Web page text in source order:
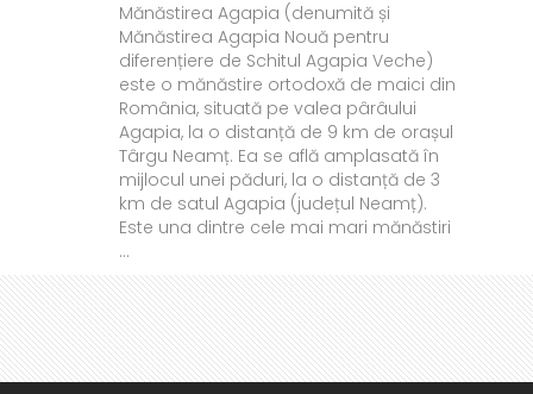
Mănăstirea Agapia (denumită și
Mănăstirea Agapia Nouă pentru
diferențiere de Schitul Agapia Veche)
este o mănăstire ortodoxă de maici din
România, situată pe valea pârâului
Agapia, la o distanță de 9 km de orașul
Târgu Neamț. Ea se află amplasată în
mijlocul unei păduri, la o distanță de 3
km de satul Agapia (județul Neamț).
Este una dintre cele mai mari mănăstiri
...